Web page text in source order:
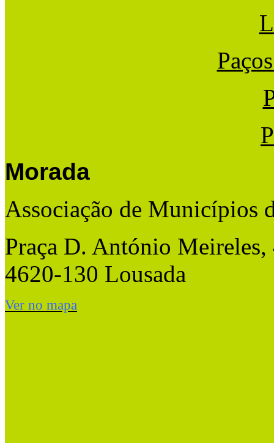
Morada
Associação de Municípios
Praça D. António Meireles,
4620-130 Lousada
Ver no mapa